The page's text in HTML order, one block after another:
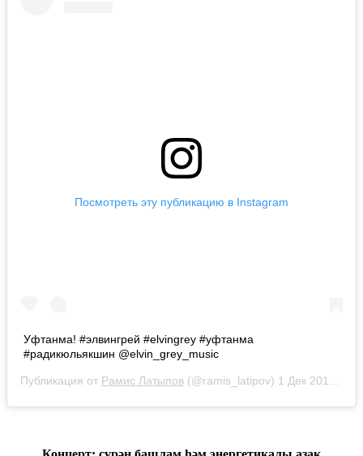
Посмотреть эту публикацию в Instagram
Уфтанма! #элвингрей #elvingrey #уфтанма
#радикюльякшин @elvin_grey_music
Публикация от Рамис Латыпов (@ramis_latipov) 1 Дек 2018 в 12:31 PST